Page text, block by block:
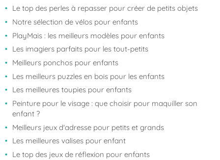
Le top des perles à repasser pour créer de petits objets
Notre sélection de vélos pour enfants
PlayMais : les meilleurs modèles pour enfants
Les imagiers parfaits pour les tout-petits
Meilleurs ponchos pour enfants
Les meilleurs puzzles en bois pour les enfants
Les meilleures toupies pour enfants
Peinture pour le visage : que choisir pour maquiller son
enfant ?
Meilleurs jeux d'adresse pour petits et grands
Les meilleures valises pour enfant
Le top des jeux de réflexion pour enfants